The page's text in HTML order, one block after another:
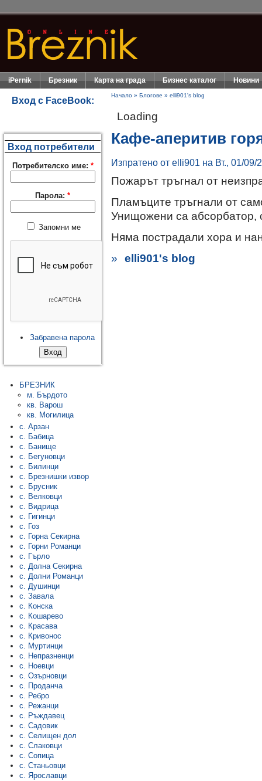
iPernik Брезник Карта на града Бизнес каталог Новини
Вход с FaceBook:
Вход потребители
Потребителско име: *
Парола: *
Запомни ме
Забравена парола
БРЕЗНИК
м. Бърдото
кв. Варош
кв. Могилица
с. Арзан
с. Бабица
с. Банище
с. Бегуновци
с. Билинци
с. Брезнишки извор
с. Брусник
с. Велковци
с. Видрица
с. Гигинци
с. Гоз
с. Горна Секирна
с. Горни Романци
с. Гърло
с. Долна Секирна
с. Долни Романци
с. Душинци
с. Завала
с. Конска
с. Кошарево
с. Красава
с. Кривонос
с. Муртинци
с. Непразненци
с. Ноевци
с. Озърновци
с. Проданча
с. Ребро
с. Режанци
с. Ръждавец
с. Садовик
с. Селищен дол
с. Слаковци
с. Сопица
с. Станьовци
с. Ярославци
Начало » Блогове » elli901's blog
Loading
Кафе-аперитив
Изпратено от elli901 на Вт., 01/09/
Пожарът тръгнал от
Пламъците тръгнали от
Унищожени са абсорбатор,
Няма пострадали хора и
» elli901's blog